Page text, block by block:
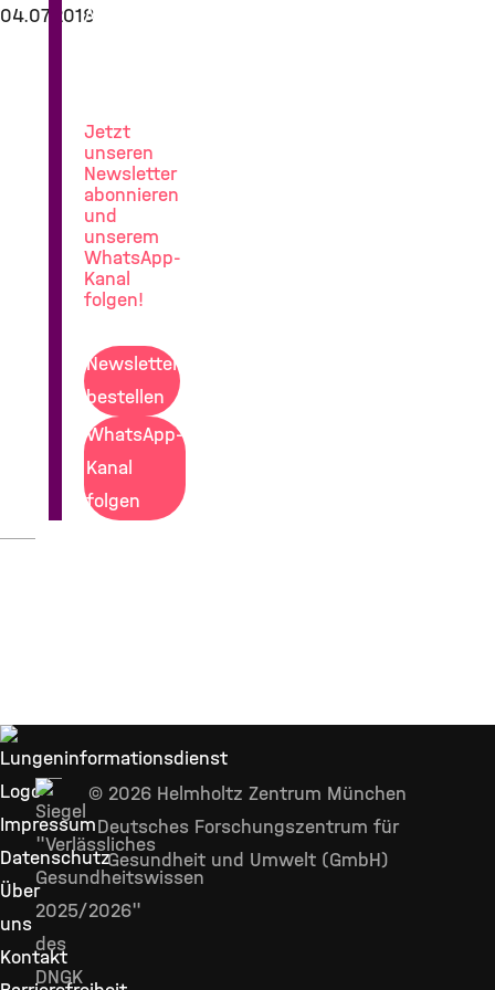
04.07.2018
Jetzt
unseren
Newsletter
abonnieren
und
unserem
WhatsApp-
Kanal
folgen!
Newsletter
bestellen
WhatsApp-
Kanal
folgen
Impressum
Datenschutz
Über
uns
Kontakt
© 2026 Helmholtz Zentrum München
Deutsches Forschungszentrum für
Gesundheit und Umwelt (GmbH)